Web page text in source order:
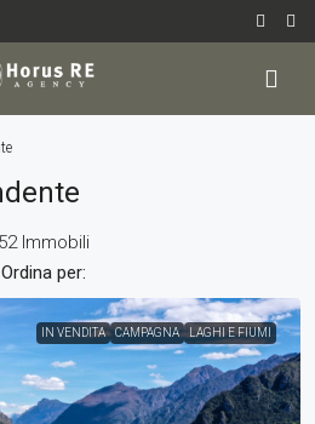
52 Immobili
Ordina per:
IN VENDITA CAMPAGNA LAGHI E FIUMI